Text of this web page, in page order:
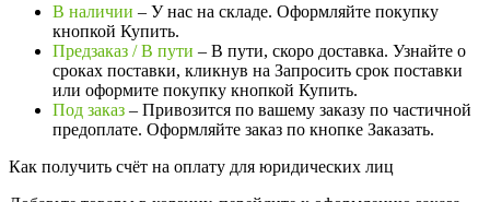
В наличии – У нас на складе. Оформляйте покупку
кнопкой Купить.
Предзаказ / В пути – В пути, скоро доставка. Узнайте о
сроках поставки, кликнув на Запросить cрок поставки
или оформите покупку кнопкой Купить.
Под заказ – Привозится по вашему заказу по частичной
предоплате. Оформляйте заказ по кнопке Заказать.
Как получить счёт на оплату для юридических лиц